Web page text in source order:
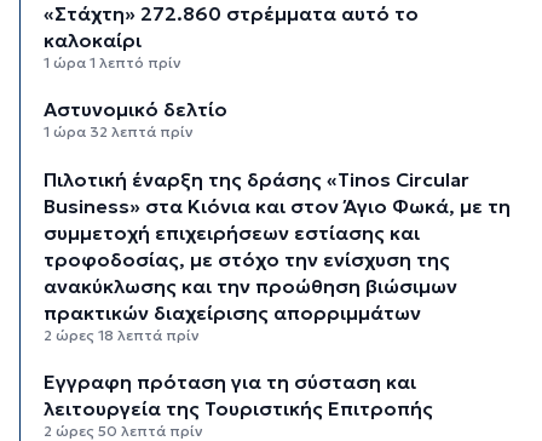
«Στάχτη» 272.860 στρέμματα αυτό το
καλοκαίρι
1 ώρα 1 λεπτό πρίν
Αστυνομικό δελτίο
1 ώρα 32 λεπτά πρίν
Πιλοτική έναρξη της δράσης «Tinos Circular
Business» στα Κιόνια και στον Άγιο Φωκά, με τη
συμμετοχή επιχειρήσεων εστίασης και
τροφοδοσίας, με στόχο την ενίσχυση της
ανακύκλωσης και την προώθηση βιώσιμων
πρακτικών διαχείρισης απορριμμάτων
2 ώρες 18 λεπτά πρίν
Έγγραφη πρόταση για τη σύσταση και
λειτουργεία της Τουριστικής Επιτροπής
2 ώρες 50 λεπτά πρίν